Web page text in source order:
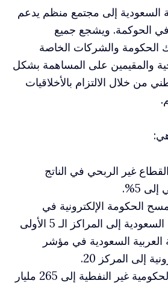
السعودية إلى مجتمع منظم يدعم
في الحوكمة. ويشجع جميع
الحكومة والشركات الخاصة
والمقيمين على المساهمة بشكل
من خلال الالتزام بالأخلاقيات
غير الربحي في الناتج
5%.
الحكومة الإلكترونية في
المملكة العربية السعودية إلى المراكز الـ 5 الأولى
العربية السعودية في مؤشر
إلى المركز 20.
رفع الإيرادات الحكومية غير النفطية إلى 265 مليار